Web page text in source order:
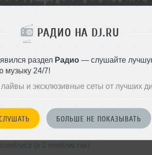
РАДИО НА DJ.RU
раздел Радио — слушайте
музыку 24/7!
и эксклюзивные сеты от лучших
БОЛЬШЕ НЕ ПОКАЗЫВАТЬ
(в 3 плейлистах)
раза 238
В плейлист
SOUND - Megapolis Night 21.07.2026